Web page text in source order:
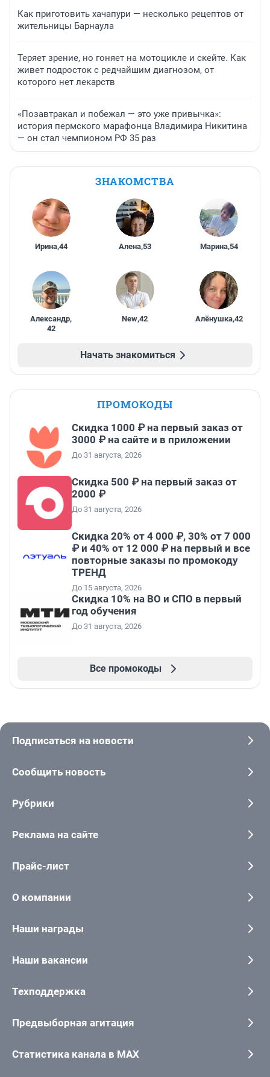
Как приготовить хачапури — несколько рецептов от
жительницы Барнаула
Теряет зрение, но гоняет на мотоцикле и скейте. Как
живет подросток с редчайшим диагнозом, от
которого нет лекарств
«Позавтракал и побежал — это уже привычка»:
история пермского марафонца Владимира Никитина
— он стал чемпионом РФ 35 раз
ЗНАКОМСТВА
Ирина,44 Алена,53 Марина,54
Александр,
42
New,42 Алёнушка,42
Начать знакомиться
ПРОМОКОДЫ
Скидка 1000 ₽ на первый заказ от
3000 ₽ на сайте и в приложении
До 31 августа, 2026
Скидка 500 ₽ на первый заказ от
2000 ₽
До 31 августа, 2026
Скидка 20% от 4 000 ₽, 30% от 7 000
₽ и 40% от 12 000 ₽ на первый и все
повторные заказы по промокоду
ТРЕНД
До 15 августа, 2026
Скидка 10% на ВО и СПО в первый
год обучения
До 31 августа, 2026
Все промокоды
Подписаться на новости
Сообщить новость
Рубрики
Реклама на сайте
Прайс-лист
О компании
Наши награды
Наши вакансии
Техподдержка
Предвыборная агитация
Статистика канала в MAX